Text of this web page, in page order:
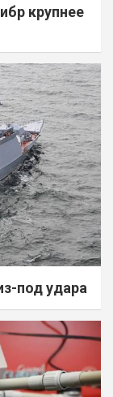
крупнее
под удара